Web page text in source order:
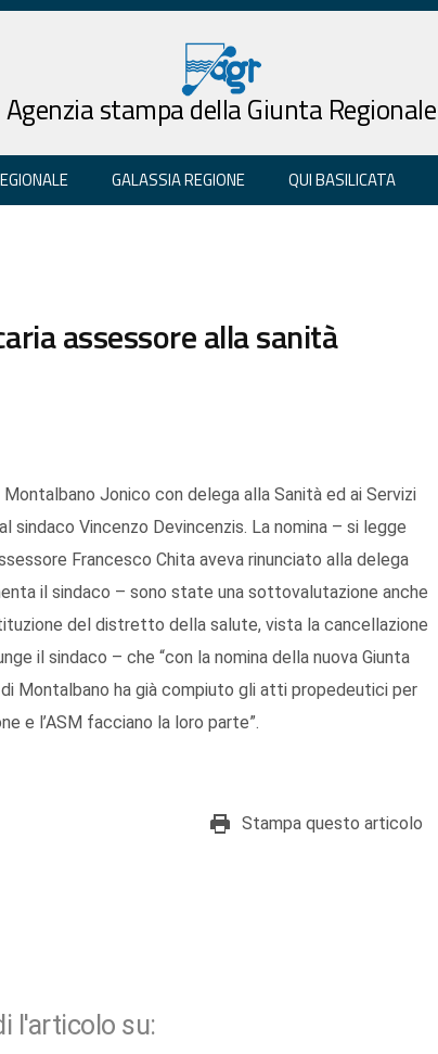
Agenzia stampa della Giunta Regionale
GALASSIA REGIONE QUI BASILICATA
assessore alla sanità
Jonico con delega alla Sanità ed ai Servizi
sindaco Vincenzo Devincenzis. La nomina – si legge
Francesco Chita aveva rinunciato alla delega
il sindaco – sono state una sottovalutazione anche
del distretto della salute, vista la cancellazione
il sindaco – che “con la nomina della nuova Giunta
Montalbano ha già compiuto gli atti propedeutici per
e l’ASM facciano la loro parte”.
Stampa questo articolo
l'articolo su: